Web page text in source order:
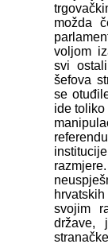
možda
voljom
svi
šefova
se
ide toliko
svojim
države,